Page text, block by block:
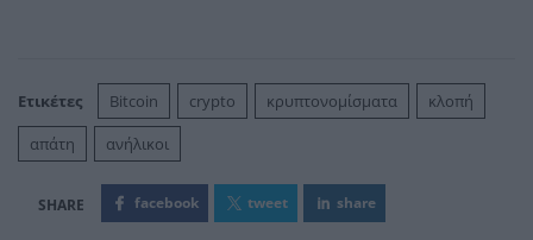
Ετικέτες Bitcoin crypto κρυπτονομίσματα
κλοπή
απάτη
ανήλικοι
facebook tweet share